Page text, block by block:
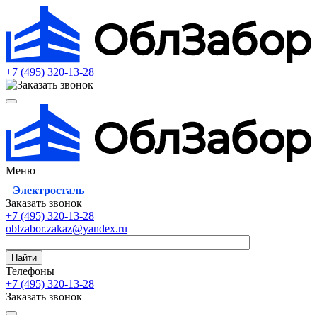
+7 (495) 320-13-28
Меню
Электросталь
Заказать звонок
+7 (495) 320-13-28
oblzabor.zakaz@yandex.ru
Найти
Телефоны
+7 (495) 320-13-28
Заказать звонок